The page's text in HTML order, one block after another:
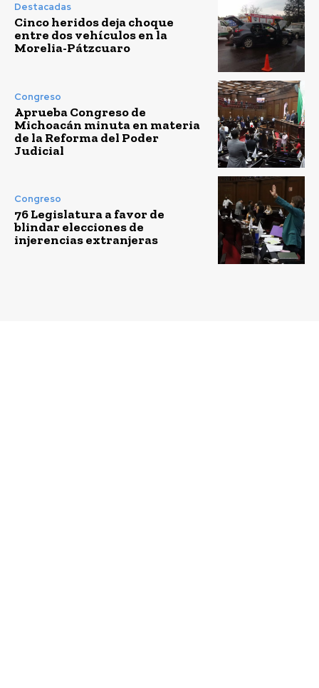
Destacadas
Cinco heridos deja choque
entre dos vehículos en la
Morelia-Pátzcuaro
Congreso
Aprueba Congreso de
Michoacán minuta en materia
de la Reforma del Poder
Judicial
Congreso
76 Legislatura a favor de
blindar elecciones de
injerencias extranjeras